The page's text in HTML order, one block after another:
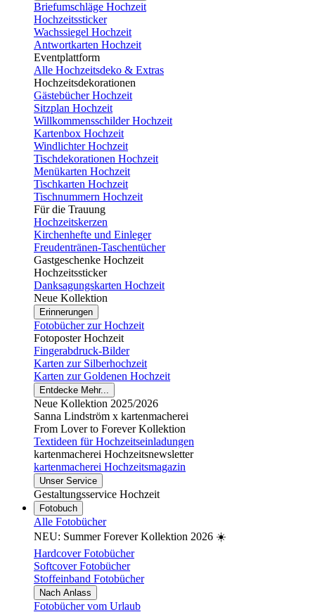
Briefumschläge Hochzeit
Hochzeitssticker
Wachssiegel Hochzeit
Antwortkarten Hochzeit
Eventplattform
Alle Hochzeitsdeko & Extras
Hochzeitsdekorationen
Gästebücher Hochzeit
Sitzplan Hochzeit
Willkommensschilder Hochzeit
Kartenbox Hochzeit
Windlichter Hochzeit
Tischdekorationen Hochzeit
Menükarten Hochzeit
Tischkarten Hochzeit
Tischnummern Hochzeit
Für die Trauung
Hochzeitskerzen
Kirchenhefte und Einleger
Freudentränen-Taschentücher
Gastgeschenke Hochzeit
Hochzeitssticker
Danksagungskarten Hochzeit
Neue Kollektion
Erinnerungen
Fotobücher zur Hochzeit
Fotoposter Hochzeit
Fingerabdruck-Bilder
Karten zur Silberhochzeit
Karten zur Goldenen Hochzeit
Entdecke Mehr...
Neue Kollektion 2025/2026
Sanna Lindström x kartenmacherei
From Lover to Forever Kollektion
Textideen für Hochzeitseinladungen
kartenmacherei Hochzeitsnewsletter
kartenmacherei Hochzeitsmagazin
Unser Service
Gestaltungsservice Hochzeit
Fotobuch
Alle Fotobücher
NEU: Summer Forever Kollektion 2026 ☀️
Hardcover Fotobücher
Softcover Fotobücher
Stoffeinband Fotobücher
Nach Anlass
Fotobücher vom Urlaub